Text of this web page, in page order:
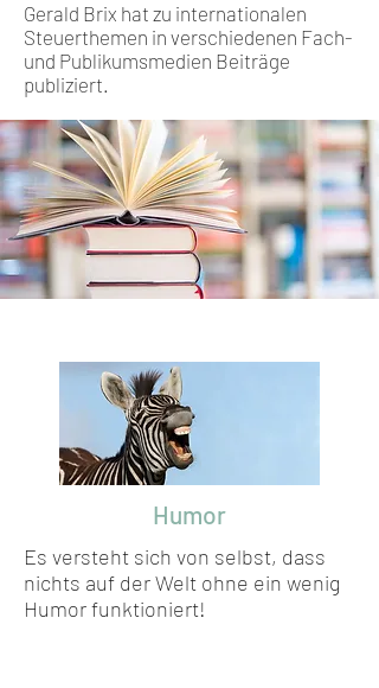
Gerald Brix hat zu internationalen
Steuerthemen in verschiedenen Fach-
und Publikumsmedien Beiträge
publiziert.
Humor
Es versteht sich von selbst, dass
nichts auf der Welt ohne ein wenig
Humor funktioniert!